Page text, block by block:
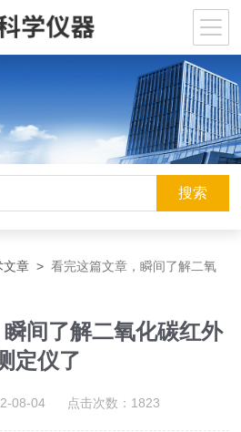
文章 >看完这篇文章，瞬间了解二氧
间了解二氧化碳红外
定仪了
08-04 点击次数：1823